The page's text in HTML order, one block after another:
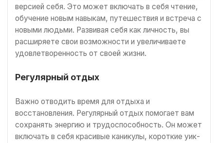
версией себя. Это может включать в себя чтение,
обучение новым навыкам, путешествия и встреча с
новыми людьми. Развивая себя как личность, вы
расширяете свои возможности и увеличиваете
удовлетворенность от своей жизни.
Регулярный отдых
Важно отводить время для отдыха и
восстановления. Регулярный отдых помогает вам
сохранять энергию и трудоспособность. Он может
включать в себя красивые каникулы, короткие уик-